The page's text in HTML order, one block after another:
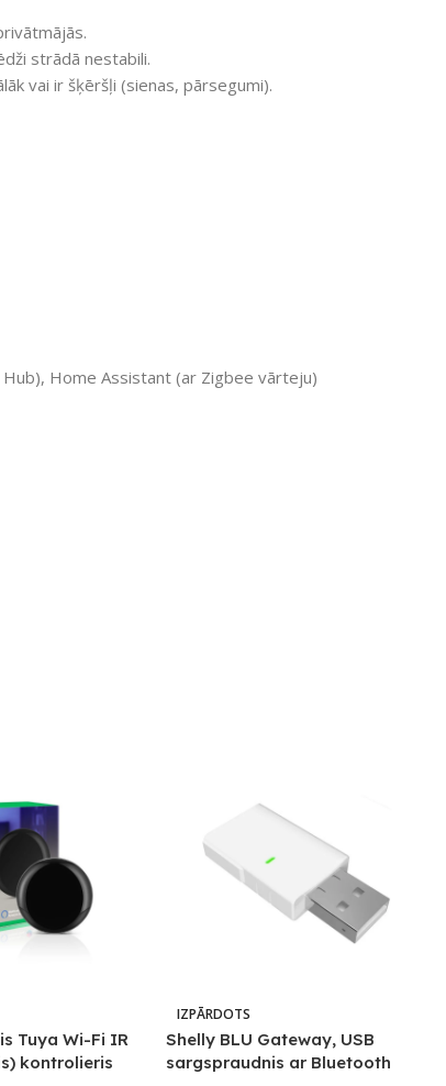
strādā nestabili.
vai ir šķēršļi (sienas, pārsegumi).
Home Assistant (ar Zigbee vārteju)
Tuya Wi-Fi IR
kontrolieris
IZPĀRDOTS
Shelly BLU Gateway, USB
sargspraudnis ar Bluetooth